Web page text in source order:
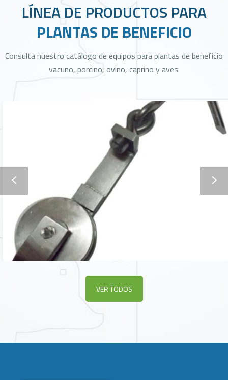
LÍNEA DE PRODUCTOS PARA
PLANTAS DE BENEFICIO
Consulta nuestro catálogo de equipos para plantas de beneficio
vacuno, porcino, ovino, caprino y aves.
VER TODOS